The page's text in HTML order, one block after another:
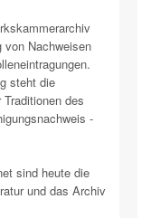
von Nachweisen
steht die
des
-
sind heute die
und das Archiv